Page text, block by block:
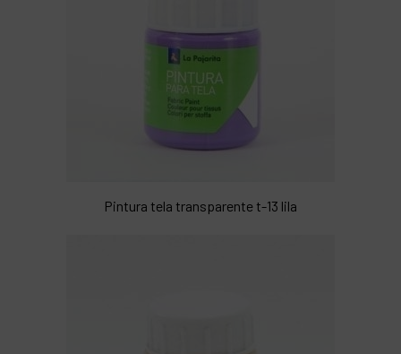
Pintura tela transparente t-13 lila